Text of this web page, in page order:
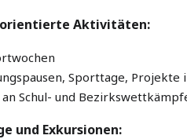
Aktivitäten:
Sporttage, Projekte
Schul- und
und Exkursionen: